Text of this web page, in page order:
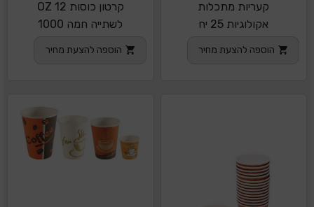
קעריות מתכלות
אקולוגיות 25 יח
הוספה להצעת מחיר
קרטון כוסות 12 OZ
לשתייה חמה 1000
הוספה להצעת מחיר